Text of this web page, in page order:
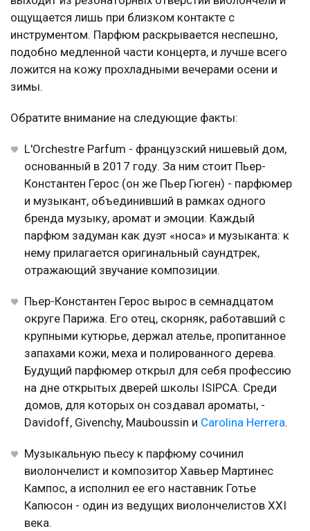
ощущается лишь при близком контакте с
инструментом. Парфюм раскрывается неспешно,
подобно медленной части концерта, и лучше всего
ложится на кожу прохладными вечерами осени и
зимы.
Обратите внимание на следующие факты:
L'Orchestre Parfum - французский нишевый дом,
основанный в 2017 году. За ним стоит Пьер-
Константен Герос (он же Пьер Гюген) - парфюмер
и музыкант, объединивший в рамках одного
бренда музыку, аромат и эмоции. Каждый
парфюм задуман как дуэт «носа» и музыканта: к
нему прилагается оригинальный саундтрек,
отражающий звучание композиции.
Пьер-Константен Герос вырос в семнадцатом
округе Парижа. Его отец, скорняк, работавший с
крупными кутюрье, держал ателье, пропитанное
запахами кожи, меха и полированного дерева.
Будущий парфюмер открыл для себя профессию
на дне открытых дверей школы ISIPCA. Среди
домов, для которых он создавал ароматы, -
Davidoff, Givenchy, Mauboussin и Carolina Herrera.
Музыкальную пьесу к парфюму сочинил
виолончелист и композитор Хавьер Мартинес
Кампос, а исполнил ее его наставник Готье
Капюсон - один из ведущих виолончелистов XXI
века.